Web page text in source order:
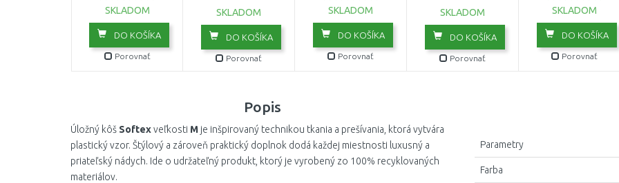
SKLADOM
DO KOŠÍKA
Porovnať
SKLADOM
DO KOŠÍKA
Porovnať
SKLADOM
DO KOŠÍKA
Porovnať
SKLADOM
DO KOŠÍKA
Porovnať
SKLADOM
DO KOŠÍKA
Porovnať
Popis
Úložný kôš Softexveľkosti M je inšpirovaný technikou tkania a prešívania, ktorá vytvára
plastický vzor. Štýlový a zároveň praktický doplnok dodá každej miestnosti luxusný a
priateľský nádych. Ide o udržateľný produkt, ktorý je vyrobený zo 100% recyklovaných
materiálov.
Parametry
Farba